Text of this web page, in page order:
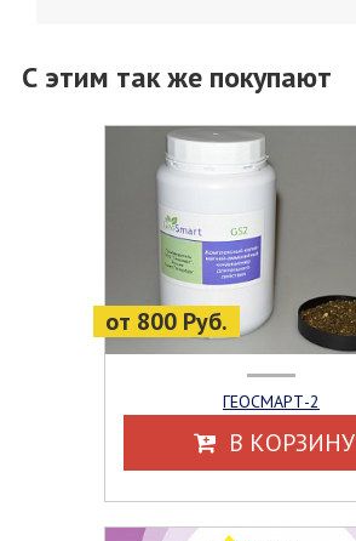
С этим так же покупают
от 800 Руб.
ГЕОСМАРТ-2
В КОРЗИНУ